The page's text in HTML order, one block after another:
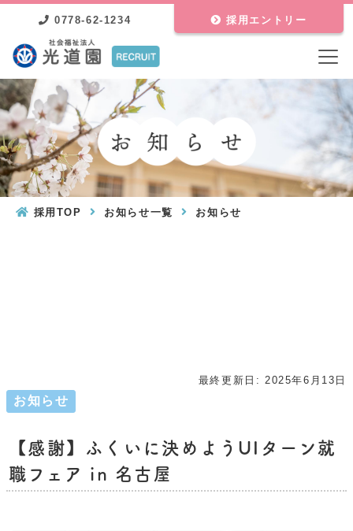
0778-62-1234 採用エントリー
採用TOP お知らせ一覧 お知らせ
最終更新日: 2025年6月13日
お知らせ
【感謝】ふくいに決めようUIターン就
職フェア in 名古屋